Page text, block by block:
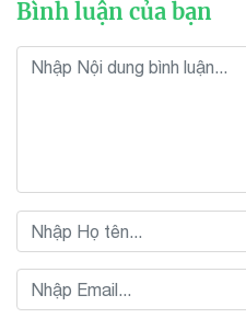
Bình luận của bạn